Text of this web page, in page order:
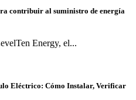
contribuir al suministro de energía
Energy, el...
Eléctrico: Cómo Instalar, Verificar